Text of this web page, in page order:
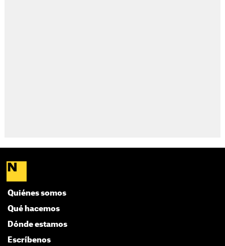
Quiénes somos
Qué hacemos
Dónde estamos
Escríbenos